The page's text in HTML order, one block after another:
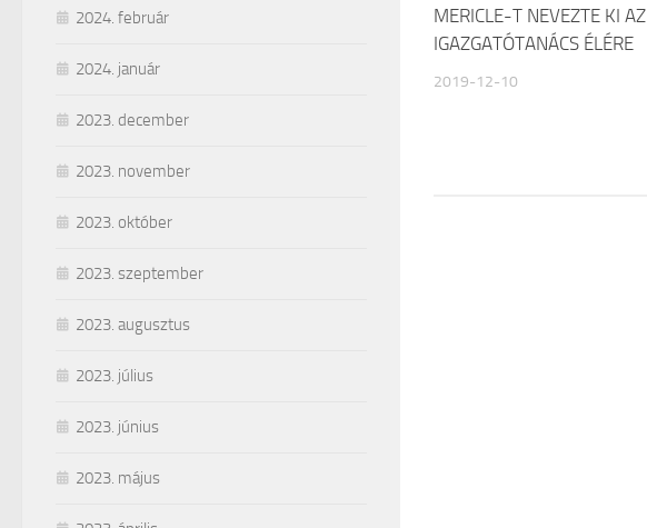
MERICLE-T NEVEZTE KI AZ
IGAZGATÓTANÁCS ÉLÉRE
2019-12-10
2024. február
2024. január
2023. december
2023. november
2023. október
2023. szeptember
2023. augusztus
2023. július
2023. június
2023. május